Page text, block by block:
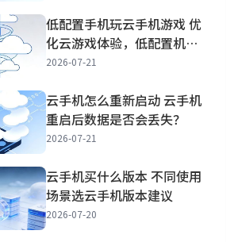
低配置手机玩云手机游戏 优
化云游戏体验，低配置机也
能畅玩
2026-07-21
云手机怎么重新启动 云手机
重启后数据是否会丢失？
2026-07-21
云手机买什么版本 不同使用
场景选云手机版本建议
2026-07-20